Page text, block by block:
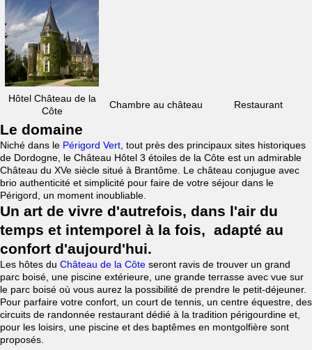
Hôtel Château de la
Côte
Chambre au château Restaurant
Le domaine
Niché dans le Périgord Vert , tout près des principaux sites historiques
de Dordogne, le Château Hôtel 3 étoiles de la Côte est un admirable
Château du XVe siècle situé à Brantôme. Le château conjugue avec
brio authenticité et simplicité pour faire de votre séjour dans le
Périgord, un moment inoubliable.
Un art de vivre d'autrefois, dans l'air du
temps et intemporel à la fois, adapté au
confort d'aujourd'hui.
Les hôtes du Château de la Côte seront ravis de trouver un grand
parc boisé, une piscine extérieure, une grande terrasse avec vue sur
le parc boisé où vous aurez la possibilité de prendre le petit-déjeuner.
Pour parfaire votre confort, un court de tennis, un centre équestre, des
circuits de randonnée restaurant dédié à la tradition périgourdine et,
pour les loisirs, une piscine et des baptêmes en montgolfière sont
proposés.